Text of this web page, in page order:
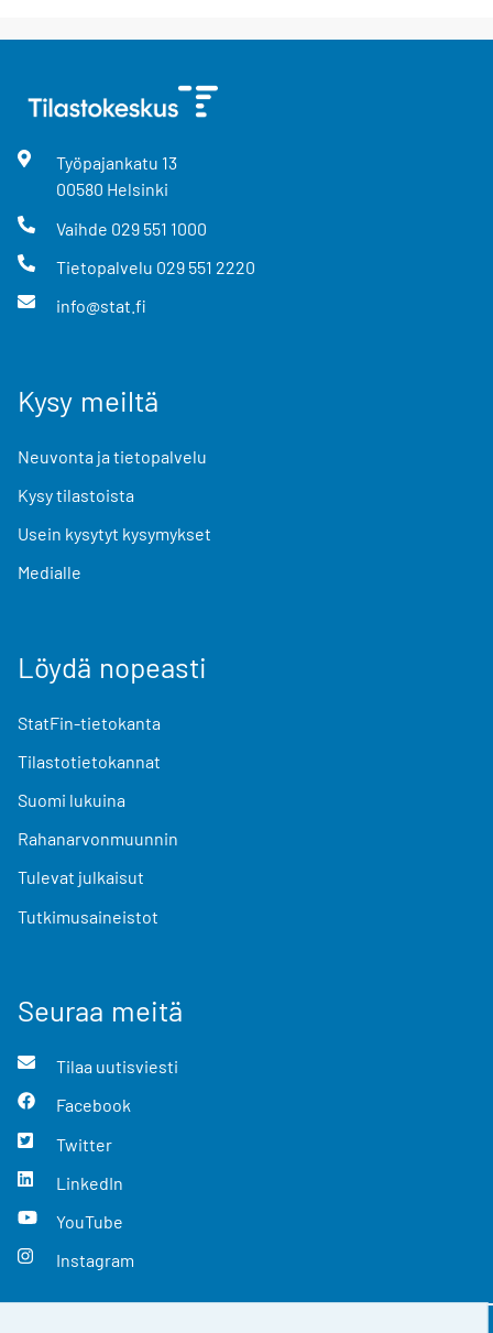
Työpajankatu 13
00580 Helsinki
Vaihde 029 551 1000
Tietopalvelu 029 551 2220
info@stat.fi
Kysy meiltä
Neuvonta ja tietopalvelu
Kysy tilastoista
Usein kysytyt kysymykset
Medialle
Löydä nopeasti
StatFin-tietokanta
Tilastotietokannat
Suomi lukuina
Rahanarvonmuunnin
Tulevat julkaisut
Tutkimusaineistot
Seuraa meitä
Tilaa uutisviesti
Facebook
Twitter
LinkedIn
YouTube
Instagram